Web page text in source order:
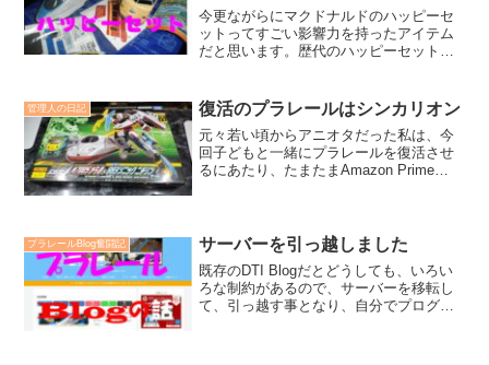
今更ながらにマクドナルドのハッピーセ
ットってすごい影響力を持ったアイテム
だと思います。歴代のハッピーセットを
ね。
管理人の日記 復活のプラレールはシンカリオン
元々若い頃からアニオタだった私は、今
回子どもと一緒にプラレールを復活させ
るにあたり、たまたまAmazon Prime
た。
プラレールBlog奮闘記 サーバーを引っ越しました
既存のDTI Blogだとどうしても、いろい
ろな制約があるので、サーバーを移転し
て、引っ越す事となり、自分でプログラ